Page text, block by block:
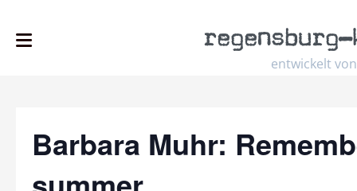
entwickelt von
regensburg–
Barbara Muhr: